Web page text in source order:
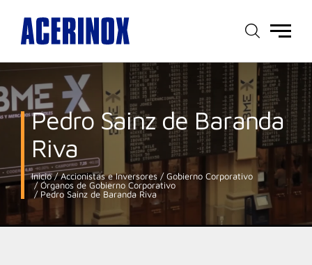
Menú
Pedro Sainz de Baranda
Riva
Inicio Accionistas e Inversores Gobierno Corporativo
Órganos de Gobierno Corporativo
Pedro Sainz de Baranda Riva